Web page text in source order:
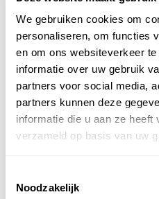
We gebruiken cookies om
personaliseren, om functies
en om ons websiteverkeer
informatie over uw gebruik
partners voor social media,
partners kunnen deze
informatie die u aan ze
verzameld op basis van uw
Noodzakelijk